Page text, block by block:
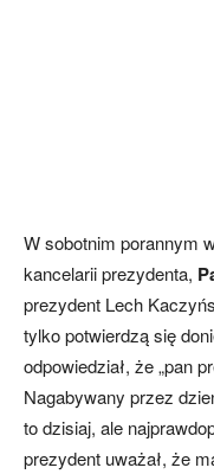
W sobotnim porannym
kancelarii prezydenta,
prezydent Lech
tylko potwierdzą się
odpowiedział, że „pan
Nagabywany przez
to dzisiaj, ale
prezydent uważał, że